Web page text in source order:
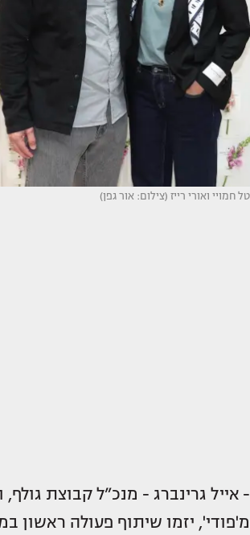
טל חמויי ואורי רייז (צילום: אור גפן)
- אייל גרינברג - מנכ”ל קבוצת גולף,
מ'פודי', יזמו שיתוף פעולה ראשון